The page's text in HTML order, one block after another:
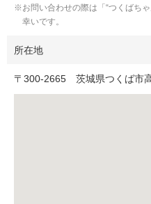
お問い合わせの際は「“つくばち
幸いです。
所在地
〒 300-2665 茨城県つくば市